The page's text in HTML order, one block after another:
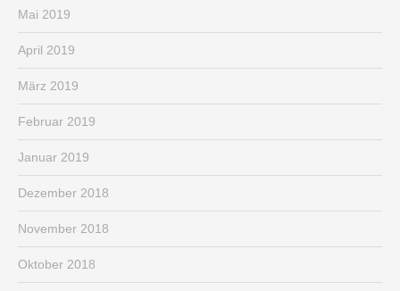
Mai 2019
April 2019
März 2019
Februar 2019
Januar 2019
Dezember 2018
November 2018
Oktober 2018